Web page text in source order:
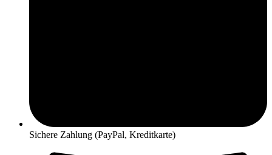
Sichere Zahlung (PayPal, Kreditkarte)